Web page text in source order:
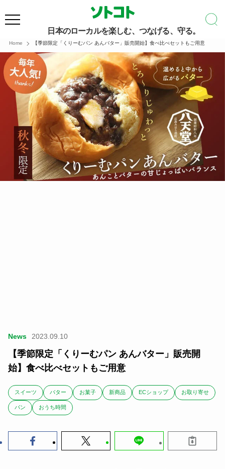
日本のローカルを楽しむ、つなげる、守る。
Home 【季節限定「くりーむパン あんバター」販売開始】食べ比べセットもご用意
News 2023.09.10
【季節限定「くりーむパン あんバター」販売開
始】食べ比べセットもご用意
スイーツ バター お菓子 新商品 ECショップ お取り寄せ
パン おうち時間